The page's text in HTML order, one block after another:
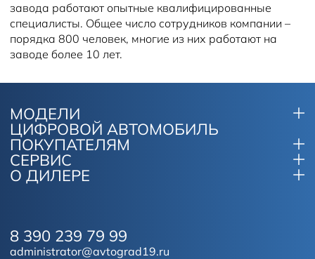
завода работают опытные квалифицированные
специалисты. Общее число сотрудников компании –
порядка 800 человек, многие из них работают на
заводе более 10 лет.
МОДЕЛИ
ЦИФРОВОЙ АВТОМОБИЛЬ
ПОКУПАТЕЛЯМ
СЕРВИС
О ДИЛЕРЕ
8 390 239 79 99
administrator@avtograd19.ru